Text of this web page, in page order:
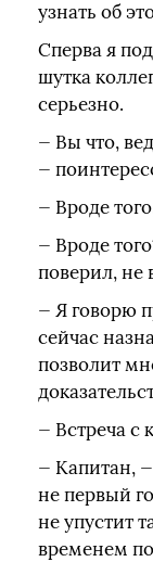
узнать об
Сперва я
шутка
серьезно.
— Вы что,
—
— Вроде
— Вроде
поверил, не
— Я говорю
сейчас
позволит
— Встреча с
— Капитан,
не первый
не упустит
временем